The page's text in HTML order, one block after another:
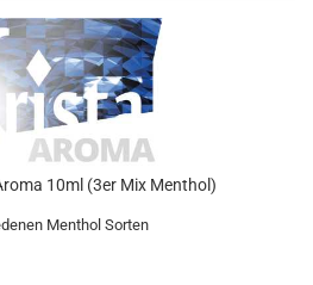
10ml (3er Mix Menthol)
Menthol Sorten